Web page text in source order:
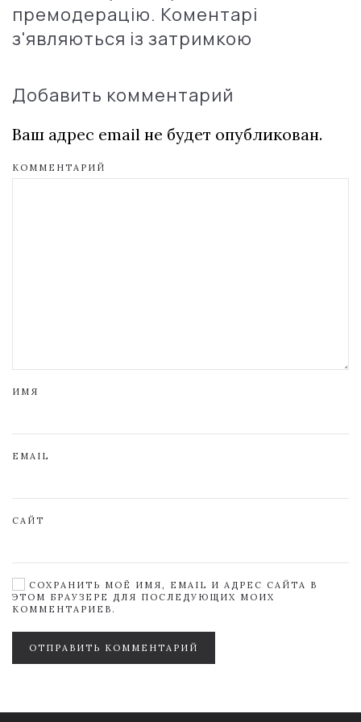
премодерацію. Коментарі
з'являються із затримкою
Добавить комментарий
Ваш адрес email не будет опубликован.
КОММЕНТАРИЙ
ИМЯ
EMAIL
САЙТ
СОХРАНИТЬ МОЁ ИМЯ, EMAIL И АДРЕС САЙТА В
ЭТОМ БРАУЗЕРЕ ДЛЯ ПОСЛЕДУЮЩИХ МОИХ
КОММЕНТАРИЕВ.
ОТПРАВИТЬ КОММЕНТАРИЙ